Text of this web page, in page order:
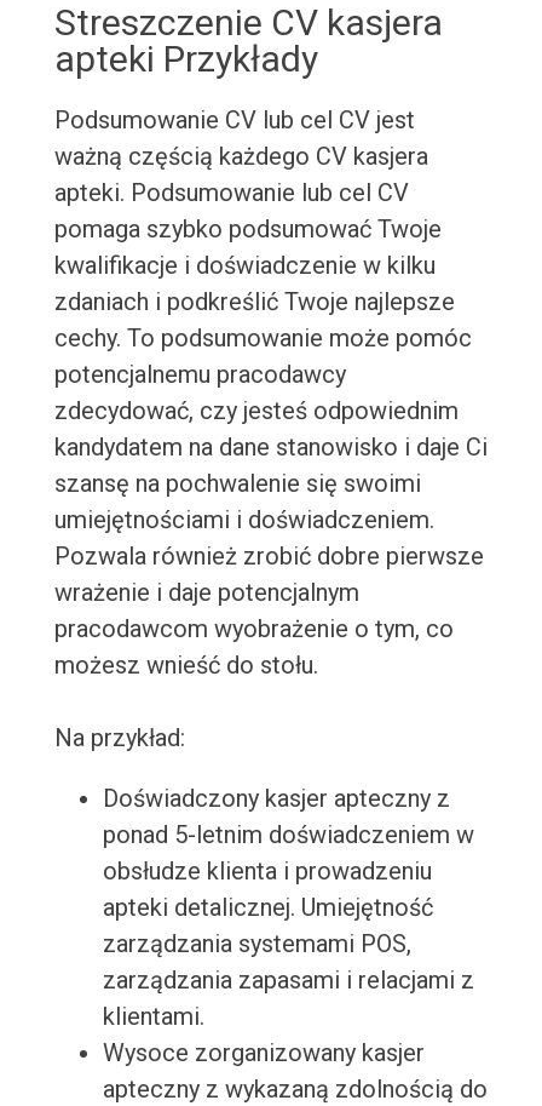
Streszczenie CV kasjera
apteki Przykłady
Podsumowanie CV lub cel CV jest
ważną częścią każdego CV kasjera
apteki. Podsumowanie lub cel CV
pomaga szybko podsumować Twoje
kwalifikacje i doświadczenie w kilku
zdaniach i podkreślić Twoje najlepsze
cechy. To podsumowanie może pomóc
potencjalnemu pracodawcy
zdecydować, czy jesteś odpowiednim
kandydatem na dane stanowisko i daje Ci
szansę na pochwalenie się swoimi
umiejętnościami i doświadczeniem.
Pozwala również zrobić dobre pierwsze
wrażenie i daje potencjalnym
pracodawcom wyobrażenie o tym, co
możesz wnieść do stołu.
Na przykład:
Doświadczony kasjer apteczny z
ponad 5-letnim doświadczeniem w
obsłudze klienta i prowadzeniu
apteki detalicznej. Umiejętność
zarządzania systemami POS,
zarządzania zapasami i relacjami z
klientami.
Wysoce zorganizowany kasjer
apteczny z wykazaną zdolnością do